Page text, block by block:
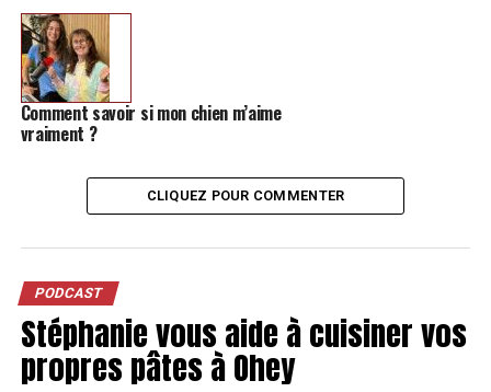
Comment savoir si mon chien m’aime
vraiment ?
CLIQUEZ POUR COMMENTER
PODCAST
Stéphanie vous aide à cuisiner vos
propres pâtes à Ohey